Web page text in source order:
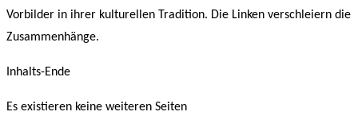
Vorbilder in ihrer kulturellen Tradition. Die Linken verschleiern die
Zusammenhänge.
Inhalts-Ende
Es existieren keine weiteren Seiten